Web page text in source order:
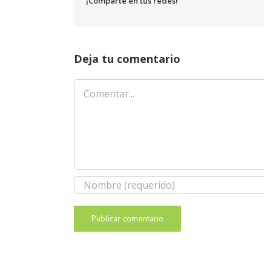
Deja tu comentario
Comentar